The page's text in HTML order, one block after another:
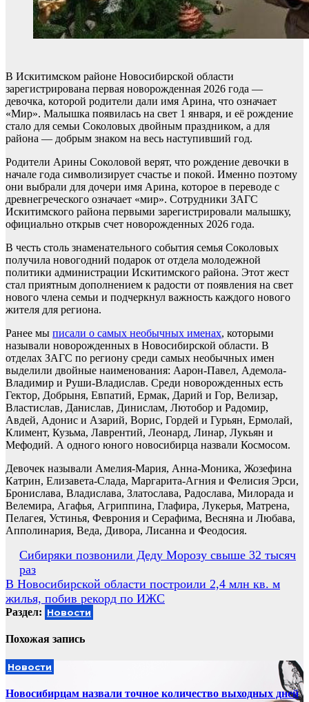
В Искитимском районе Новосибирской области
зарегистрирована первая новорожденная 2026 года —
девочка, которой родители дали имя Арина, что означает
«Мир». Малышка появилась на свет 1 января, и её рождение
стало для семьи Соколовых двойным праздником, а для
района — добрым знаком на весь наступивший год.
Родители Арины Соколовой верят, что рождение девочки в
начале года символизирует счастье и покой. Именно поэтому
они выбрали для дочери имя Арина, которое в переводе с
древнегреческого означает «мир». Сотрудники ЗАГС
Искитимского района первыми зарегистрировали малышку,
официально открыв счет новорожденных 2026 года.
В честь столь знаменательного события семья Соколовых
получила новогодний подарок от отдела молодежной
политики администрации Искитимского района. Этот жест
стал приятным дополнением к радости от появления на свет
нового члена семьи и подчеркнул важность каждого нового
жителя для региона.
Ранее мы писали о самых необычных именах, которыми
называли новорожденных в Новосибирской области. В
отделах ЗАГС по региону среди самых необычных имен
выделили двойные наименования: Аарон-Павел, Адемола-
Владимир и Руши-Владислав. Среди новорожденных есть
Гектор, Добрыня, Евпатий, Ермак, Дарий и Гор, Велизар,
Властислав, Данислав, Динислам, Лютобор и Радомир,
Авдей, Адонис и Азарий, Ворис, Гордей и Гурьян, Ермолай,
Климент, Кузьма, Лаврентий, Леонард, Линар, Лукьян и
Мефодий. А одного юного новосибирца назвали Космосом.
Девочек называли Амелия-Мария, Анна-Моника, Жозефина
Катрин, Елизавета-Слада, Маргарита-Агния и Фелисия Эрси,
Бронислава, Владислава, Златослава, Радослава, Милорада и
Велемира, Агафья, Агриппина, Глафира, Лукерья, Матрена,
Пелагея, Устинья, Феврония и Серафима, Весняна и Любава,
Апполинария, Веда, Дивора, Лисанна и Феодосия.
Навигация
по
записям
Сибиряки позвонили Деду Морозу свыше 32 тысяч
раз
В Новосибирской области построили 2,4 млн кв. м
жилья, побив рекорд по ИЖС
Раздел: Новости
Похожая запись
Новости
Новосибирцам назвали точное количество выходных дней